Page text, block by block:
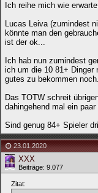
Ich reihe mich wie
Lucas Leiva (zumindest
könnte man den
ist der ok...
Ich hab nun zumindest
ich um die 10 81+ Dinger
gutes zu bekommen noch.
Das TOTW schreit
dahingehend mal ein
Sind genug 84+ Spieler
23.01.2020
XXX
Beiträge: 9.077
Zitat: